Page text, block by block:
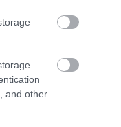
and other
tartalmaz, ami
kifejezetten jó
sajttortára
Hűtőben
állaga, ezért előre